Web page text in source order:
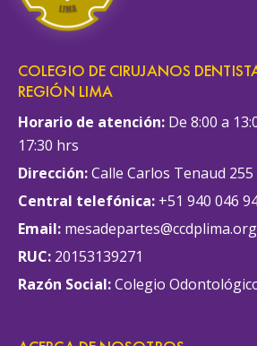
COLEGIO DE CIRUJANOS
REGIÓN LIMA
Horario de atención: De 8:00 a
17:30 hrs
Dirección:Calle Carlos Tenaud
Central telefónica: +51 940 046
Email:
RUC: 20153139271
Razón Social:Colegio